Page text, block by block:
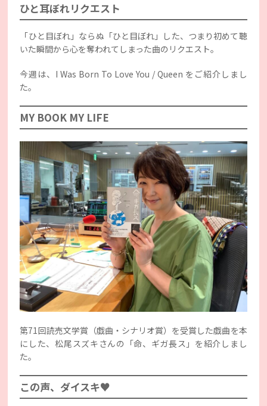
ひと耳ぼれリクエスト
「ひと目ぼれ」ならぬ「ひと目ぼれ」した、つまり初めて聴
いた瞬間から心を奪われてしまった曲のリクエスト。
今週は、I Was Born To Love You / Queen をご紹介しまし
た。
MY BOOK MY LIFE
第71回読売文学賞（戯曲・シナリオ賞）を受賞した戯曲を本
にした、松尾スズキさんの「命、ギガ長ス」を紹介しまし
た。
この声、ダイスキ♥